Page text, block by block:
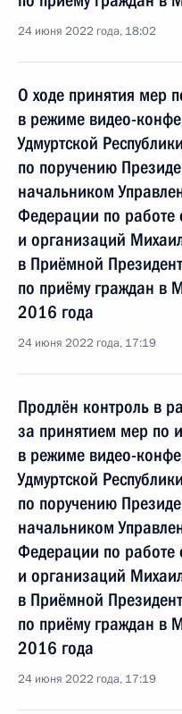
24 июня 2022 года, 18:02
О ходе принятия мер
в режиме видео-
Удмуртской
по поручению
начальником
Федерации по
и организаций
в Приёмной
по приёму граждан в
2016 года
24 июня 2022 года, 17:19
Продлён контроль в
за принятием мер по
в режиме видео-
Удмуртской
по поручению
начальником
Федерации по
и организаций
в Приёмной
по приёму граждан в
2016 года
24 июня 2022 года, 17:19